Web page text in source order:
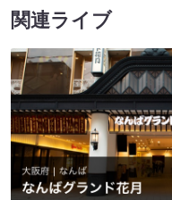
関連ライブ